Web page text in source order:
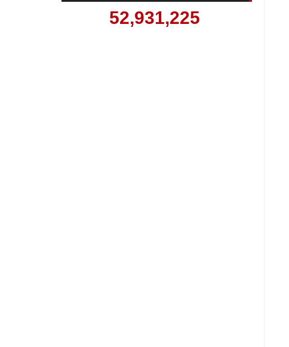
52,931,225